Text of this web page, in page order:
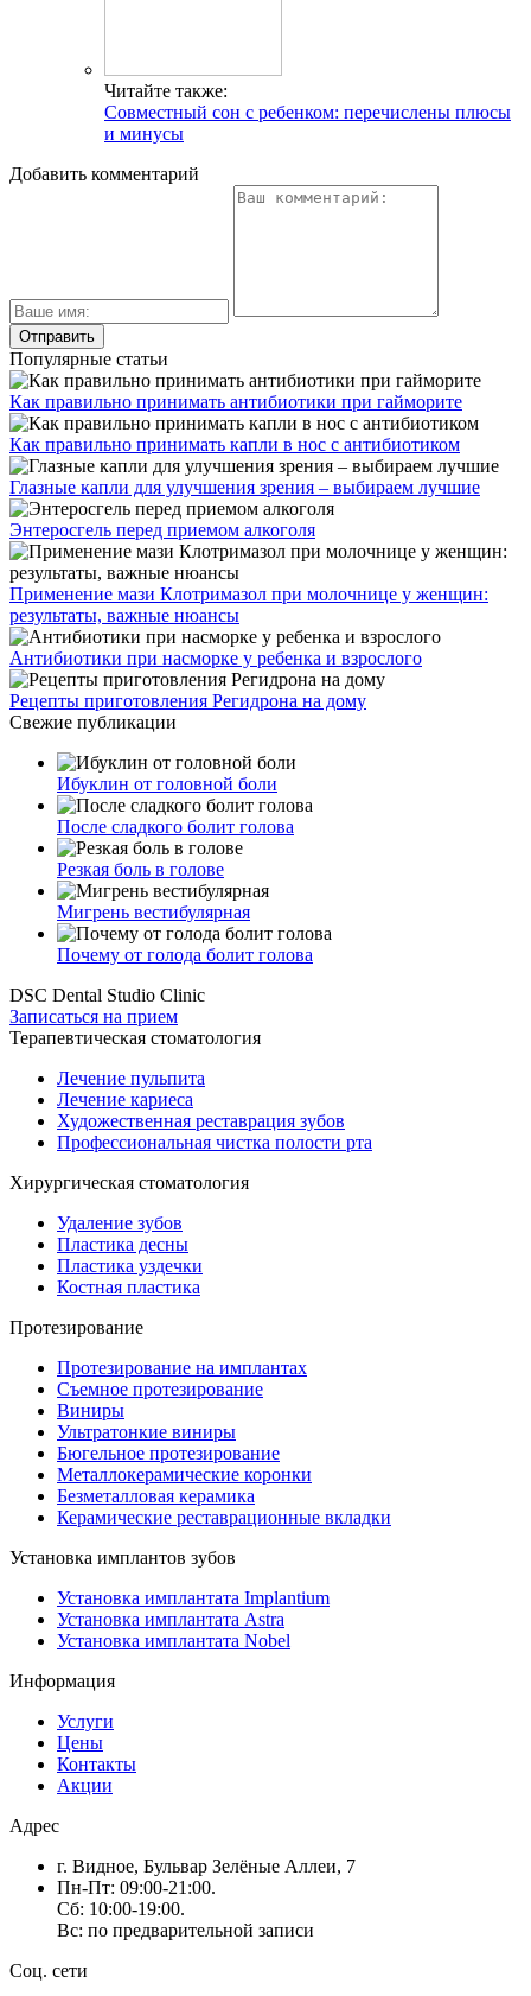
Читайте также:
Совместный сон с ребенком: перечислены плюсы
и минусы
Добавить комментарий
Популярные статьи
Как правильно принимать антибиотики при гайморите
Как правильно принимать капли в нос с антибиотиком
Глазные капли для улучшения зрения – выбираем лучшие
Энтеросгель перед приемом алкоголя
Применение мази Клотримазол при молочнице у женщин:
результаты, важные нюансы
Антибиотики при насморке у ребенка и взрослого
Рецепты приготовления Регидрона на дому
Свежие публикации
Ибуклин от головной боли
После сладкого болит голова
Резкая боль в голове
Мигрень вестибулярная
Почему от голода болит голова
DSC Dental Studio Clinic
Записаться на прием
Терапевтическая стоматология
Лечение пульпита
Лечение кариеса
Художественная реставрация зубов
Профессиональная чистка полости рта
Хирургическая стоматология
Удаление зубов
Пластика десны
Пластика уздечки
Костная пластика
Протезирование
Протезирование на имплантах
Съемное протезирование
Виниры
Ультратонкие виниры
Бюгельное протезирование
Металлокерамические коронки
Безметалловая керамика
Керамические реставрационные вкладки
Установка имплантов зубов
Установка имплантата Implantium
Установка имплантата Astra
Установка имплантата Nobel
Информация
Услуги
Цены
Контакты
Акции
Адрес
г. Видное, Бульвар Зелёные Аллеи, 7
Пн-Пт: 09:00-21:00.
Сб: 10:00-19:00.
Вс: по предварительной записи
Соц. сети